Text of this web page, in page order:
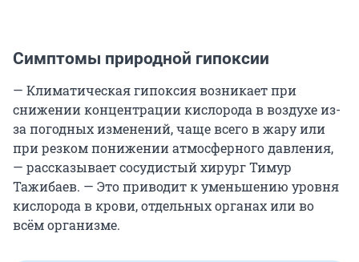
Симптомы природной гипоксии
— Климатическая гипоксия возникает при
снижении концентрации кислорода в воздухе из-
за погодных изменений, чаще всего в жару или
при резком понижении атмосферного давления,
— рассказывает сосудистый хирург Тимур
Тажибаев. — Это приводит к уменьшению уровня
кислорода в крови, отдельных органах или во
всём организме.